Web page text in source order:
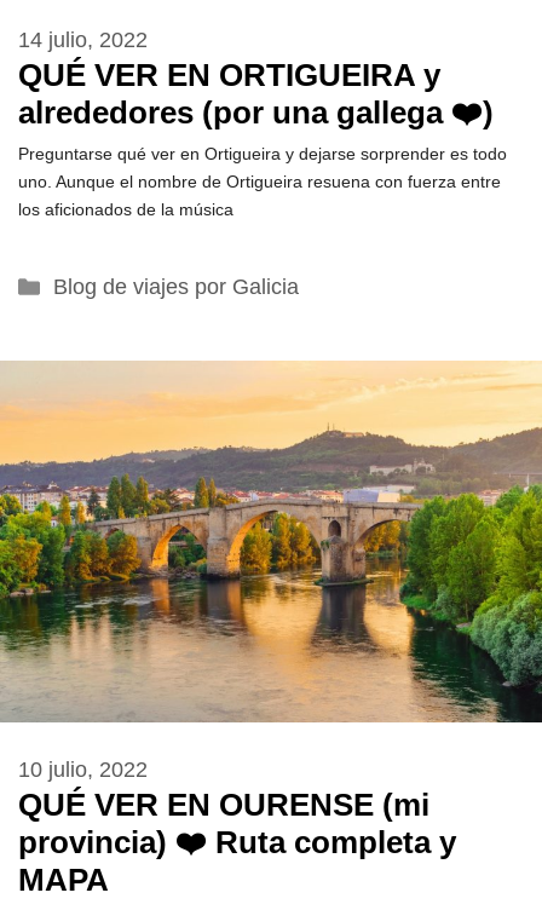
QUÉ VER EN ORTIGUEIRA y
alrededores (por una gallega ❤️)
14 julio, 2022
Preguntarse qué ver en Ortigueira y dejarse sorprender es todo
uno. Aunque el nombre de Ortigueira resuena con fuerza entre
los aficionados de la música
Categorías
Blog de viajes por Galicia
QUÉ VER EN OURENSE (mi
provincia) ❤️ Ruta completa y
MAPA
10 julio, 2022